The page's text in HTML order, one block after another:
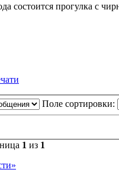
состоится прогулка с
Поле сортировки:
1 из 1